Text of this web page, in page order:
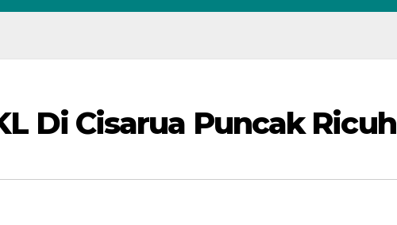
Di Cisarua Puncak Ricuh